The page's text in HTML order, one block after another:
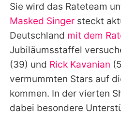
Utiq
Sie wird das Rateteam
Masked Singer steckt
Deutschland mit dem
Jubiläumsstaffel
(39) und Rick Kavanian
vermummten Stars auf
kommen. In der vierten
dabei besondere